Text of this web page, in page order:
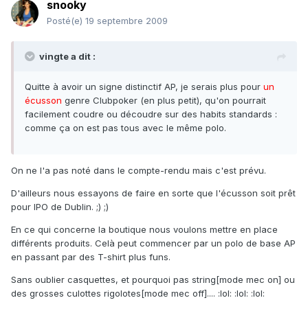
snooky
Posté(e) 19 septembre 2009
vingte a dit :
Quitte à avoir un signe distinctif AP, je serais plus pour un
écusson genre Clubpoker (en plus petit), qu'on pourrait
facilement coudre ou découdre sur des habits standards :
comme ça on est pas tous avec le même polo.
On ne l'a pas noté dans le compte-rendu mais c'est prévu.
D'ailleurs nous essayons de faire en sorte que l'écusson soit prêt
pour IPO de Dublin. ;) ;)
En ce qui concerne la boutique nous voulons mettre en place
différents produits. Celà peut commencer par un polo de base AP
en passant par des T-shirt plus funs.
Sans oublier casquettes, et pourquoi pas string[mode mec on] ou
des grosses culottes rigolotes[mode mec off].... :lol: :lol: :lol: